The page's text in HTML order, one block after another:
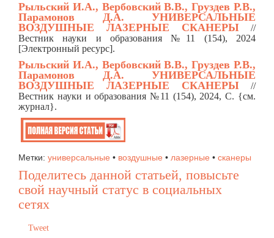
Рыльский И.А., Вербовский В.В., Груздев Р.В.,
Парамонов Д.А.
УНИВЕРСАЛЬНЫЕ
ВОЗДУШНЫЕ ЛАЗЕРНЫЕ СКАНЕРЫ //
Вестник науки и образования №11 (154), 2024
[Электронный ресурс].
Рыльский И.А., Вербовский В.В., Груздев Р.В.,
Парамонов Д.А. УНИВЕРСАЛЬНЫЕ
ВОЗДУШНЫЕ ЛАЗЕРНЫЕ СКАНЕРЫ //
Вестник науки и образования №11 (154), 2024, C. {см.
журнал}.
Метки: универсальные • воздушные • лазерные • сканеры
Поделитесь данной статьей, повысьте
свой научный статус в социальных
сетях
Tweet